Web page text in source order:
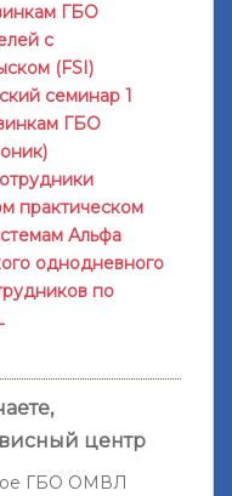
ГБО
с
(FSI)
семинар 1
ГБО
практическом
Альфа
однодневного
по
центр
ГБО ОМВЛ